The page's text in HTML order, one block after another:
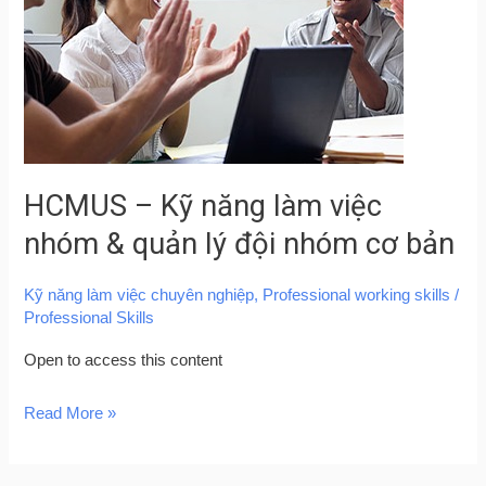
HCMUS – Kỹ năng làm việc
nhóm & quản lý đội nhóm cơ bản
Kỹ năng làm việc chuyên nghiệp, Professional working skills /
Professional Skills
Open to access this content
việc
nhóm
&
lý
đội
nhóm
cơ
bản
Read More »